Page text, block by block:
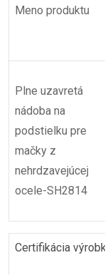
Meno produktu
Plne uzavretá
nádoba na
podstielku pre
mačky z
nehrdzavejúcej
ocele-SH2814
Certifikácia